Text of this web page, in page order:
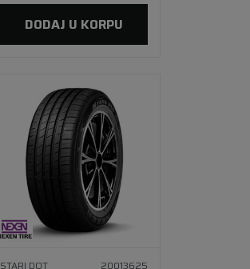
DODAJ U KORPU
STARI DOT 20013625